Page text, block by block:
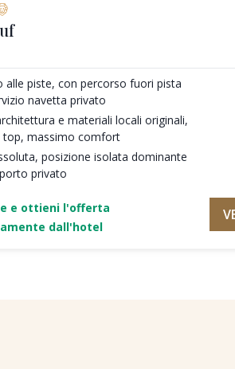
alle piste, con percorso fuori pista
navetta privato
e materiali locali originali,
top, massimo comfort
posizione isolata dominante
privato
e ottieni l'offerta
dall'hotel